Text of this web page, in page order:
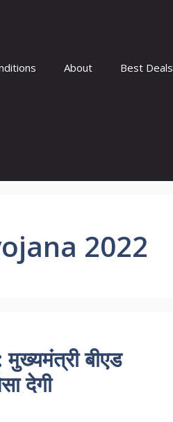
About Best Deals
2022
बीएड
देगी